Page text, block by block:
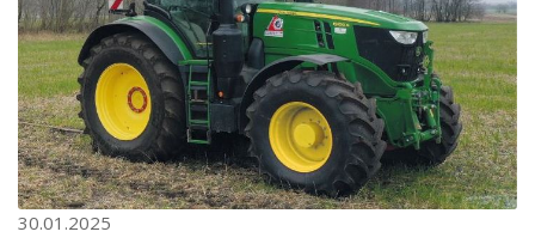
30.01.2025